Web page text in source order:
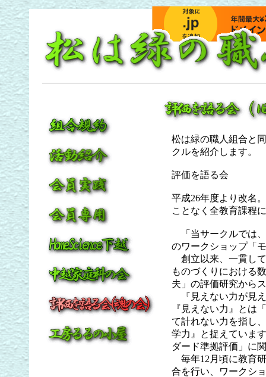
松は緑の職人組合と
クルを紹介します。
評価を語る会
平成26年度より改名
ことなく全教育課程
「当サークルでは
のワークショップ「
創立以来、一貫し
ものづくりにおける
夫」の評価研究から
『見えない力が見
『見えない力』とは
て計れない力を指し
学力』と捉えていま
ダード準拠評価」に
毎年12月頃に教育
合を行い、ワークシ